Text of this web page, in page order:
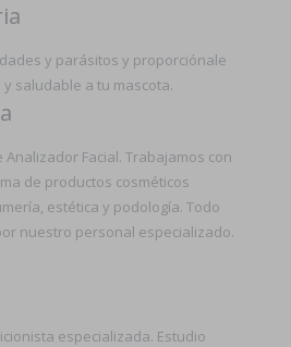
y parásitos y proporciónale
saludable a tu mascota.
Analizador Facial. Trabajamos con
de productos cosméticos
estética y podología. Todo
nuestro personal especializado.
especializada. Estudio